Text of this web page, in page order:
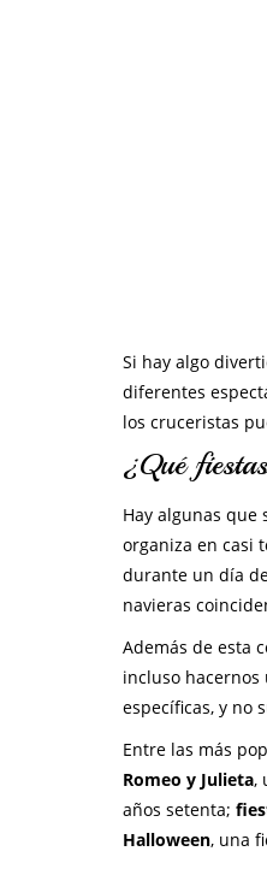
Si hay algo
diferentes
los cruceristas
¿Qué
Hay algunas que
organiza en casi
durante un día
navieras
Además de esta
incluso hacernos
específicas, y no
Entre las más
Romeo y Julieta,
años setenta;
Halloween, una